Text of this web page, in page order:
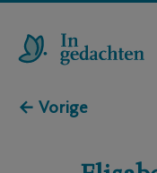
← Vorige